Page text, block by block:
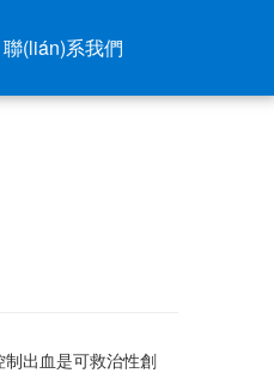
聯(lián)系我們
制出血是可救治性創